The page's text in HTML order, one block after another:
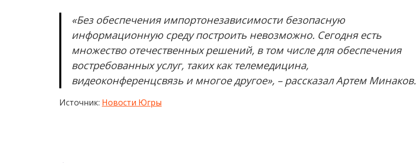
«Без обеспечения импортонезависимости безопасную
информационную среду построить невозможно. Сегодня есть
множество отечественных решений, в том числе для обеспечения
востребованных услуг, таких как телемедицина,
видеоконференцсвязь и многое другое», – рассказал Артем Минаков.
Источник: Новости Югры